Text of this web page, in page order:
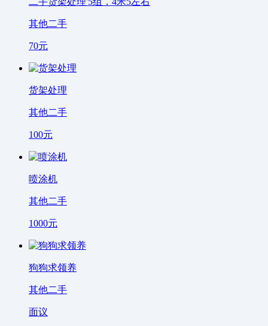
其他二手
70元
货架处理
其他二手
100元
喷涂机
其他二手
1000元
狗狗求领养
其他二手
面议